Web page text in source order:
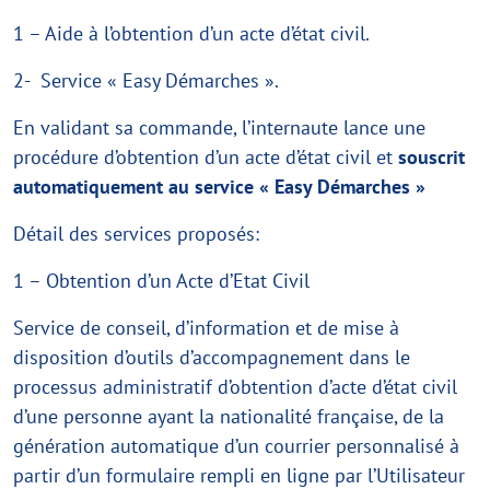
1 – Aide à l’obtention d’un acte d’état civil.
2- Service « Easy Démarches ».
En validant sa commande, l’internaute lance une
procédure d’obtention d’un acte d’état civil et souscrit
automatiquement au service « Easy Démarches »
Détail des services proposés:
1 – Obtention d’un Acte d’Etat Civil
Service de conseil, d’information et de mise à
disposition d’outils d’accompagnement dans le
processus administratif d’obtention d’acte d’état civil
d’une personne ayant la nationalité française, de la
génération automatique d’un courrier personnalisé à
partir d’un formulaire rempli en ligne par l’Utilisateur